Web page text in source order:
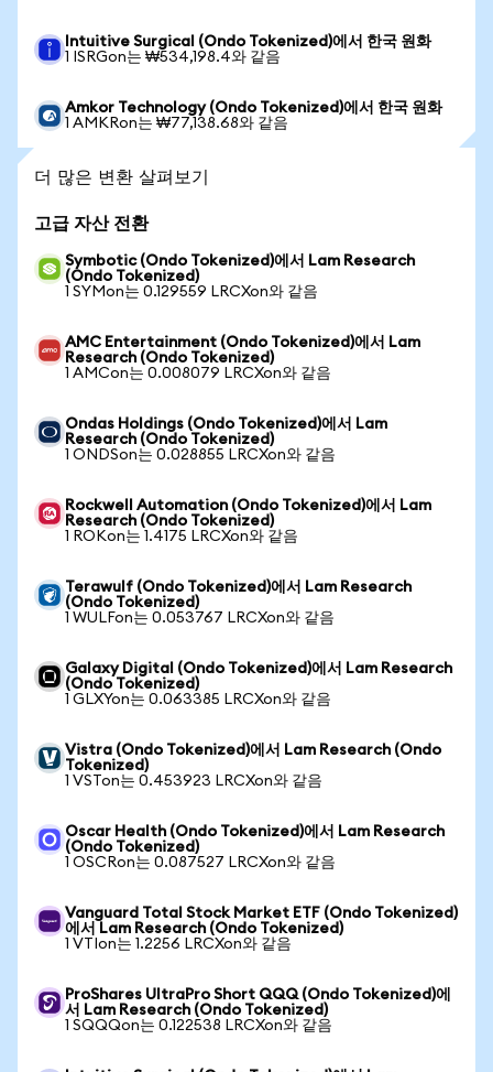
Intuitive Surgical (Ondo Tokenized)에서 한국 원화
1 ISRGon는 ₩534,198.4와 같음
Amkor Technology (Ondo Tokenized)에서 한국 원화
1 AMKRon는 ₩77,138.68와 같음
더 많은 변환 살펴보기
고급 자산 전환
Symbotic (Ondo Tokenized)에서 Lam Research
(Ondo Tokenized)
1 SYMon는 0.129559 LRCXon와 같음
AMC Entertainment (Ondo Tokenized)에서 Lam
Research (Ondo Tokenized)
1 AMCon는 0.008079 LRCXon와 같음
Ondas Holdings (Ondo Tokenized)에서 Lam
Research (Ondo Tokenized)
1 ONDSon는 0.028855 LRCXon와 같음
Rockwell Automation (Ondo Tokenized)에서 Lam
Research (Ondo Tokenized)
1 ROKon는 1.4175 LRCXon와 같음
Terawulf (Ondo Tokenized)에서 Lam Research
(Ondo Tokenized)
1 WULFon는 0.053767 LRCXon와 같음
Galaxy Digital (Ondo Tokenized)에서 Lam Research
(Ondo Tokenized)
1 GLXYon는 0.063385 LRCXon와 같음
Vistra (Ondo Tokenized)에서 Lam Research (Ondo
Tokenized)
1 VSTon는 0.453923 LRCXon와 같음
Oscar Health (Ondo Tokenized)에서 Lam Research
(Ondo Tokenized)
1 OSCRon는 0.087527 LRCXon와 같음
Vanguard Total Stock Market ETF (Ondo Tokenized)
에서 Lam Research (Ondo Tokenized)
1 VTIon는 1.2256 LRCXon와 같음
ProShares UltraPro Short QQQ (Ondo Tokenized)에
서 Lam Research (Ondo Tokenized)
1 SQQQon는 0.122538 LRCXon와 같음